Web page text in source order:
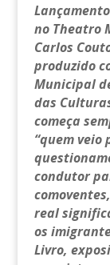
no Theatro
Carlos
produzido
Municipal
das
começa
“quem veio
condutor
real
os
Livro,